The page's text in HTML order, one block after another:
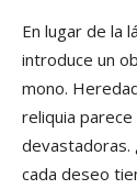
En lugar de la
introduce un
mono.
reliquia
devastadoras.
cada deseo